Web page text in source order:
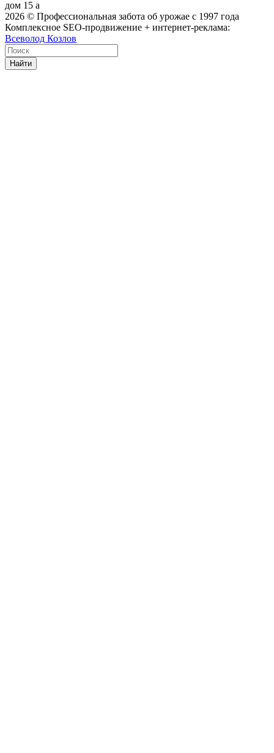
дом 15 а
2026 © Профессиональная забота об урожае с 1997 года
Комплексное SEO-продвижение + интернет-реклама:
Всеволод Козлов
Найти